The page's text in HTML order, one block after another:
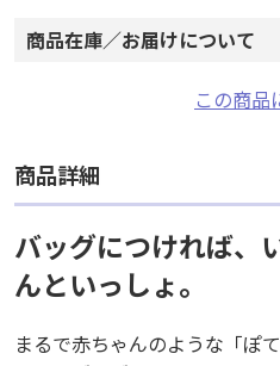
商品在庫／お届けについて
この商品
商品詳細
バッグにつければ、
んといっしょ。
まるで赤ちゃんのような「ぽ